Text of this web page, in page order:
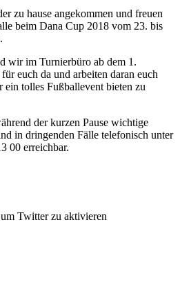
zu hause angekommen und freuen
beim Dana Cup 2018 vom 23. bis
wir im Turnierbüro ab dem 1.
euch da und arbeiten daran euch
tolles Fußballevent bieten zu
der kurzen Pause wichtige
in dringenden Fälle telefonisch unter
00 erreichbar.
Twitter zu aktivieren